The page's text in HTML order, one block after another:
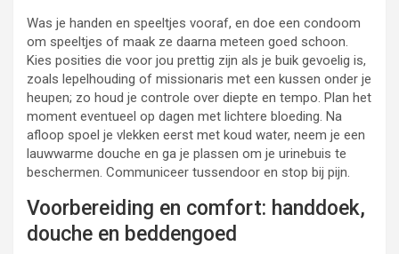
Was je handen en speeltjes vooraf, en doe een condoom
om speeltjes of maak ze daarna meteen goed schoon.
Kies posities die voor jou prettig zijn als je buik gevoelig is,
zoals lepelhouding of missionaris met een kussen onder je
heupen; zo houd je controle over diepte en tempo. Plan het
moment eventueel op dagen met lichtere bloeding. Na
afloop spoel je vlekken eerst met koud water, neem je een
lauwwarme douche en ga je plassen om je urinebuis te
beschermen. Communiceer tussendoor en stop bij pijn.
Voorbereiding en comfort: handdoek,
douche en beddengoed